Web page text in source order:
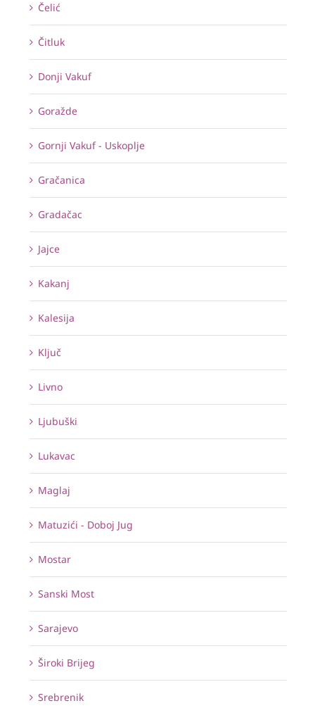
Čelić
Čitluk
Donji Vakuf
Goražde
Gornji Vakuf - Uskoplje
Gračanica
Gradačac
Jajce
Kakanj
Kalesija
Ključ
Livno
Ljubuški
Lukavac
Maglaj
Matuzići - Doboj Jug
Mostar
Sanski Most
Sarajevo
Široki Brijeg
Srebrenik